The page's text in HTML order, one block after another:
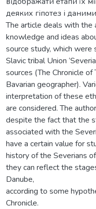
деяких гіпотез і
The article deals with
knowledge and ideas
source study, which
Slavic tribal Union
sources (The Chronicle
Bavarian geographer).
interpretation of these
are considered. The
despite the fact that the
associated with the
have a certain value for
history of the Severians
they can reflect the
Danube,
according to some
Chronicle.